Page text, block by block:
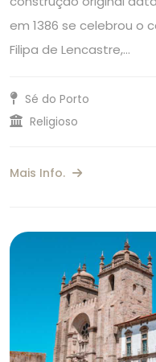
em 1386 se celebrou o
Filipa de Lencastre,…
Sé do Porto
Religioso
Mais Info.